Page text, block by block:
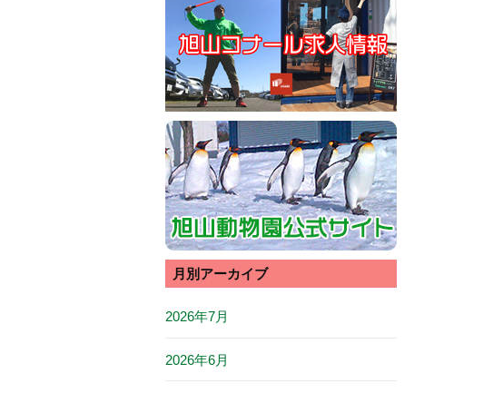
月別アーカイブ
2026年7月
2026年6月